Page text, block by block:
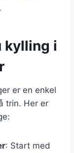
kylling i
er en enkel
trin. Her er
: Start med